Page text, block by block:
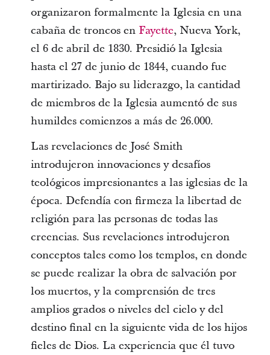
organizaron formalmente la Iglesia en una
cabaña de troncos en Fayette, Nueva York,
el 6 de abril de 1830. Presidió la Iglesia
hasta el 27 de junio de 1844, cuando fue
martirizado. Bajo su liderazgo, la cantidad
de miembros de la Iglesia aumentó de sus
humildes comienzos a más de 26.000.
Las revelaciones de José Smith
introdujeron innovaciones y desafíos
teológicos impresionantes a las iglesias de la
época. Defendía con firmeza la libertad de
religión para las personas de todas las
creencias. Sus revelaciones introdujeron
conceptos tales como los templos, en donde
se puede realizar la obra de salvación por
los muertos, y la comprensión de tres
amplios grados o niveles del cielo y del
destino final en la siguiente vida de los hijos
fieles de Dios. La experiencia que él tuvo